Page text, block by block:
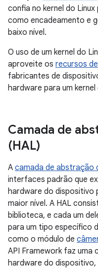
confia no kernel do
como encadeamento e
baixo nível.
O uso de um kernel do
aproveite os recursos
fabricantes de
hardware para um
Camada de
(HAL)
A camada de abstração
interfaces padrão que
hardware do dispositivo
maior nível. A HAL
biblioteca, e cada um
para um tipo específico
como o módulo de
API Framework faz uma
hardware do